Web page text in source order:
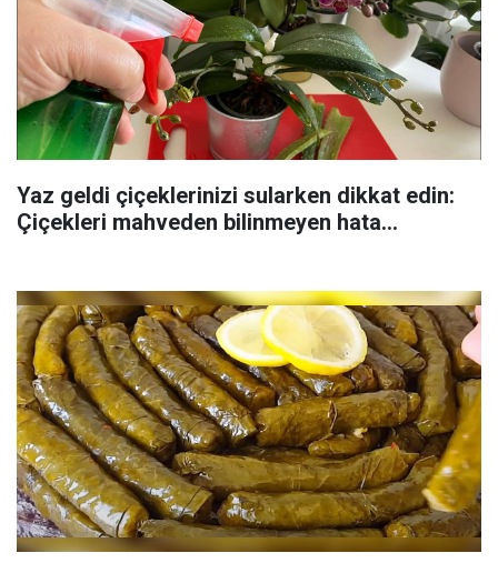
Yaz geldi çiçeklerinizi sularken dikkat edin:
Çiçekleri mahveden bilinmeyen hata...